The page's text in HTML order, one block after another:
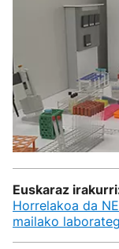
Euskaraz
Horrelakoa da
mailako